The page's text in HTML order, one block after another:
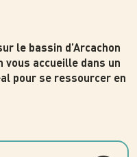
le bassin d’Arcachon
vous accueille dans un
pour se ressourcer en